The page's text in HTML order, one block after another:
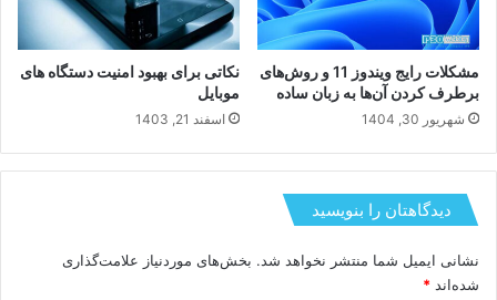
مشکلات رایج ویندوز 11 و روش‌های
برطرف کردن آن‌ها به زبان ساده
شهریور 30, 1404
نکاتی برای بهبود امنیت دستگاه های
موبایل
اسفند 21, 1403
دیدگاهتان را بنویسید
نشانی ایمیل شما منتشر نخواهد شد. بخش‌های موردنیاز علامت‌گذاری
شده‌اند *